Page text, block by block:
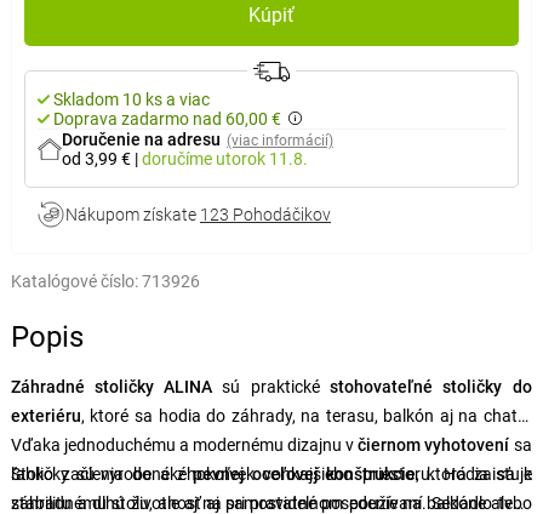
Kúpiť
Skladom 10 ks a viac
Doprava zadarmo nad 60,00 €
Doručenie na adresu (viac informácií)
od 3,99 € |doručíme utorok 11.8.
Nákupom získate 123 Pohodáčikov
Katalógové číslo:713926
Popis
Záhradné stoličky ALINAsú praktické stohovateľné stoličky do
exteriéru, ktoré sa hodia do záhrady, na terasu, balkón aj na chatu.
Vďaka jednoduchému a modernému dizajnu včiernom vyhotovenísa
ľahko začlenia do akéhokoľvek vonkajšieho priestoru. Hodia sa k
záhradnému stolu, ale aj na samostatné posedenie na balkóne alebo
Stoličky sú vyrobené zpevnej oceľovej konštrukcie, ktorá zaisťuje
stabilitu a dlhú životnosť aj pri pravidelnom používaní. Sedadlo tvorí